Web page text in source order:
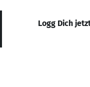
Logg Dich